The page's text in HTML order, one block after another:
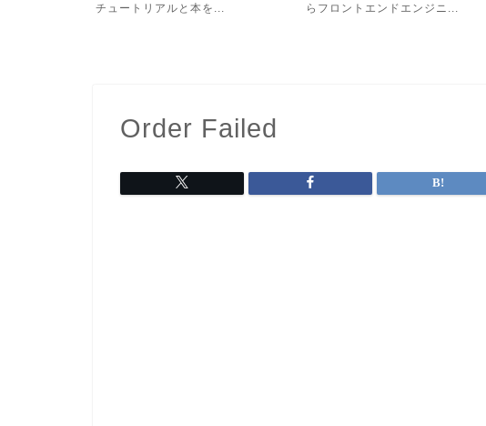
チュートリアルと本を...
らフロントエンドエンジニ...
Order Failed